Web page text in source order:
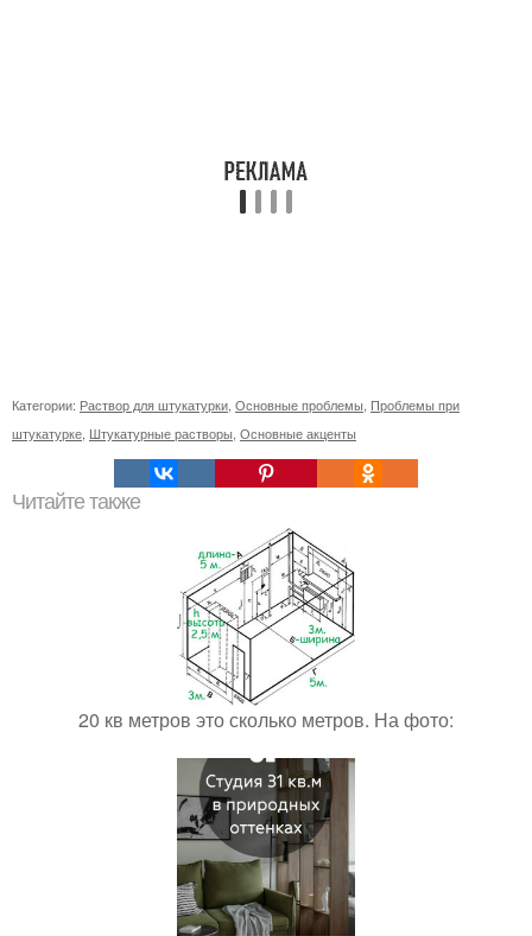
Категории: Раствор для штукатурки, Основные проблемы, Проблемы при
штукатурке, Штукатурные растворы, Основные акценты
Читайте также
20 кв метров это сколько метров. На фото: